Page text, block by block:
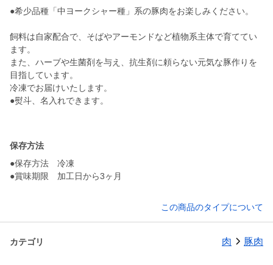
●希少品種「中ヨークシャー種」系の豚肉をお楽しみください。
飼料は自家配合で、そばやアーモンドなど植物系主体で育ててい
ます。
また、ハーブや生菌剤を与え、抗生剤に頼らない元気な豚作りを
目指しています。
冷凍でお届けいたします。
●熨斗、名入れできます。
保存方法
●保存方法 冷凍
●賞味期限 加工日から3ヶ月
この商品のタイプについて
カテゴリ 肉 豚肉